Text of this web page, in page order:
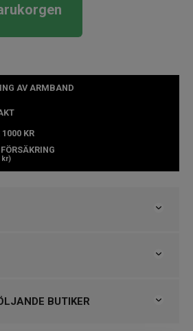
AV ARMBAND
1000 KR
kr)
passformen.
antimikrobiell nylonväv i
Övriga GarminBUTIKER